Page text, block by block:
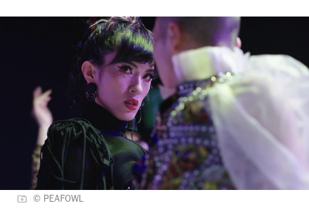
© PEAFOWL